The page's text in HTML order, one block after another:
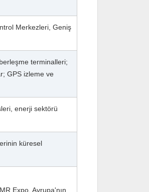
Merkezleri, Geniş
terminalleri;
GPS izleme ve
enerji sektörü
küresel
Expo, Avrupa'nın